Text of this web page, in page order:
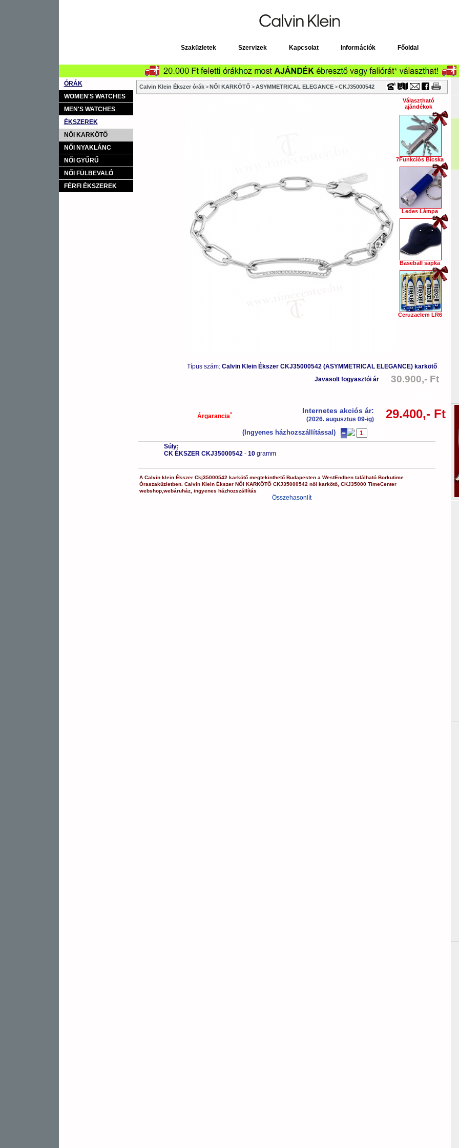
Szaküzletek Szervizek Kapcsolat Információk Főoldal
ÓRÁK
WOMEN'S WATCHES
MEN'S WATCHES
ÉKSZEREK
NŐI KARKÖTŐ
NŐI NYAKLÁNC
NŐI GYŰRŰ
NŐI FÜLBEVALÓ
FÉRFI ÉKSZEREK
Calvin Klein Ékszer órák > NŐI KARKÖTŐ > ASYMMETRICAL ELEGANCE > CKJ35000542
Típus szám: Calvin Klein Ékszer CKJ35000542 (ASYMMETRICAL ELEGANCE) karkötő
Választható
ajándékok
7Funkciós Bicska
Ledes Lámpa
Baseball sapka
Ceruzaelem LR6
Javasolt fogyasztói ár 30.900,- Ft
Árgarancia* Internetes akciós ár:
(2026. augusztus 09-ig) 29.400,- Ft
(Ingyenes házhozszállítással)
Súly:
CK ÉKSZER CKJ35000542- 10 gramm
A Calvin klein Ékszer Ckj35000542 karkötőmegtekinthető Budapesten a WestEndbentalálható Borkutime
Óraszaküzletben. Calvin Klein Ékszer NŐI KARKÖTŐ CKJ35000542 női karkötő, CKJ35000 TimeCenter
webshop, webáruház, ingyenes házhozszállítás
Összehasonlít